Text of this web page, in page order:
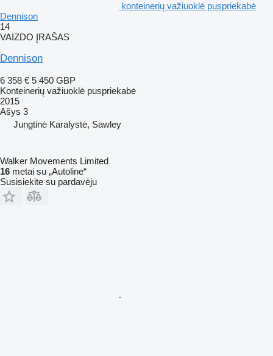
konteinerių važiuoklė puspriekabė
Dennison
14
VAIZDO ĮRAŠAS
Dennison
6 358 € 5 450 GBP
Konteinerių važiuoklė puspriekabė
2015
Ašys 3
Jungtinė Karalystė, Sawley
Walker Movements Limited
16 metai su „Autoline“
Susisiekite su pardavėju